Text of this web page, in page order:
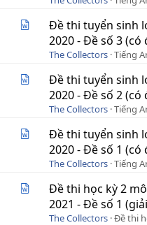
Đề thi tuyển sinh
2020 - Đề số 3 (có
The Collectors Tiếng
Đề thi tuyển sinh
2020 - Đề số 2 (có
The Collectors Tiếng
Đề thi tuyển sinh
2020 - Đề số 1 (có
The Collectors Tiếng
Đề thi học kỳ 2
2021 - Đề số 1
The Collectors Đề thi